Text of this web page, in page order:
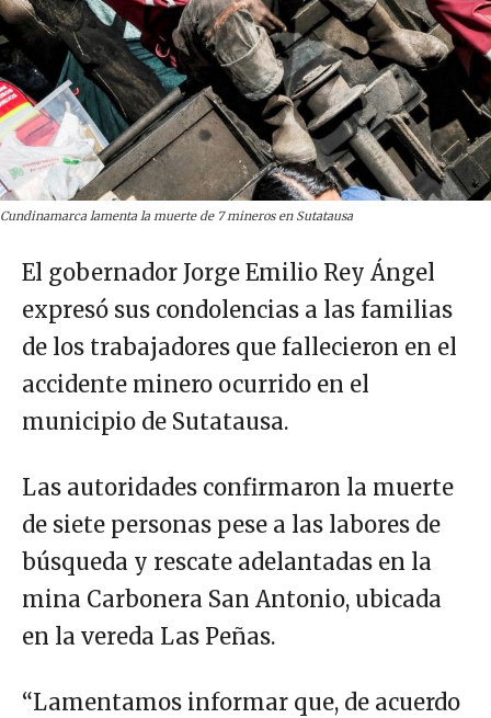
Cundinamarca lamenta la muerte de 7 mineros en Sutatausa
El gobernador Jorge Emilio Rey Ángel
expresó sus condolencias a las familias
de los trabajadores que fallecieron en el
accidente minero ocurrido en el
municipio de Sutatausa.
Las autoridades confirmaron la muerte
de siete personas pese a las labores de
búsqueda y rescate adelantadas en la
mina Carbonera San Antonio, ubicada
en la vereda Las Peñas.
“Lamentamos informar que, de acuerdo